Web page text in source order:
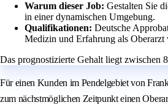
Warum dieser Job: Gestalten Sie
in einer dynamischen Umgebung.
Qualifikationen: Deutsche
Medizin und Erfahrung als Oberarzt
Das prognostizierte Gehalt liegt zwischen
Für einen Kunden im Pendelgebiet von
zum nächstmöglichen Zeitpunkt einen